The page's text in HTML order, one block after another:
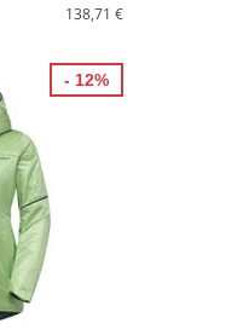
138,71 €
- 12%